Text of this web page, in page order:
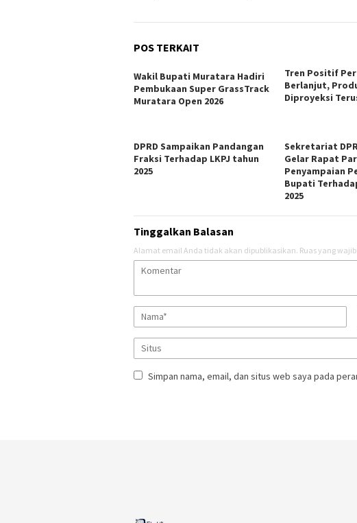
POS TERKAIT
Wakil Bupati Muratara Hadiri
Pembukaan Super GrassTrack
Muratara Open 2026
Tren Positif
Berlanjut,
Diproyeksi
DPRD Sampaikan Pandangan
Fraksi Terhadap LKPJ tahun
2025
Sekretariat
Gelar Rapat
Penyampaian
Bupati
2025
Tinggalkan Balasan
Alamat email Anda tidak akan dipublikasikan. Ruas yang
Simpan nama, email, dan situs web saya pada